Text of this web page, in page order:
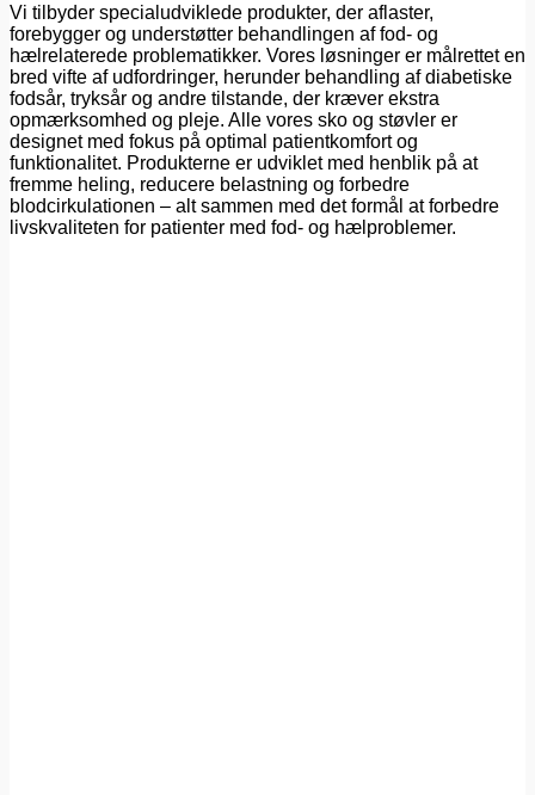
Vi tilbyder specialudviklede produkter, der aflaster,
forebygger og understøtter behandlingen af fod- og
hælrelaterede problematikker. Vores løsninger er målrettet en
bred vifte af udfordringer, herunder behandling af diabetiske
fodsår, tryksår og andre tilstande, der kræver ekstra
opmærksomhed og pleje. Alle vores sko og støvler er
designet med fokus på optimal patientkomfort og
funktionalitet. Produkterne er udviklet med henblik på at
fremme heling, reducere belastning og forbedre
blodcirkulationen – alt sammen med det formål at forbedre
livskvaliteten for patienter med fod- og hælproblemer.